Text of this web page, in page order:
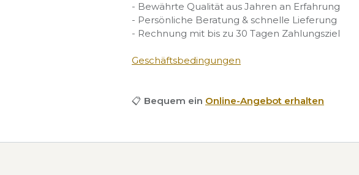
- Bewährte Qualität aus Jahren an Erfahrung
- Persönliche Beratung & schnelle Lieferung
- Rechnung mit bis zu 30 Tagen Zahlungsziel
Geschäftsbedingungen
📋 Bequem ein Online-Angebot erhalten